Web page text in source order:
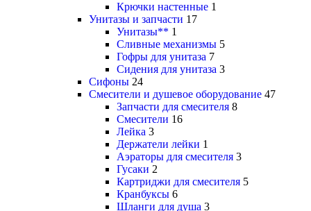
Крючки настенные 1
Унитазы и запчасти 17
Унитазы** 1
Сливные механизмы 5
Гофры для унитаза 7
Сидения для унитаза 3
Сифоны 24
Смесители и душевое оборудование 47
Запчасти для смесителя 8
Смесители 16
Лейка 3
Держатели лейки 1
Аэраторы для смесителя 3
Гусаки 2
Картриджи для смесителя 5
Кранбуксы 6
Шланги для душа 3